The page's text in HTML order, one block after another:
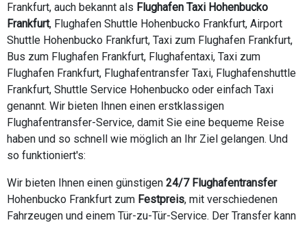
Frankfurt, auch bekannt als Flughafen Taxi Hohenbucko
Frankfurt, Flughafen Shuttle Hohenbucko Frankfurt, Airport
Shuttle Hohenbucko Frankfurt, Taxi zum Flughafen Frankfurt,
Bus zum Flughafen Frankfurt, Flughafentaxi, Taxi zum
Flughafen Frankfurt, Flughafentransfer Taxi, Flughafenshuttle
Frankfurt, Shuttle Service Hohenbucko oder einfach Taxi
genannt. Wir bieten Ihnen einen erstklassigen
Flughafentransfer-Service, damit Sie eine bequeme Reise
haben und so schnell wie möglich an Ihr Ziel gelangen. Und
so funktioniert's:
Wir bieten Ihnen einen günstigen 24/7 Flughafentransfer
Hohenbucko Frankfurt zum Festpreis, mit verschiedenen
Fahrzeugen und einem Tür-zu-Tür-Service. Der Transfer kann